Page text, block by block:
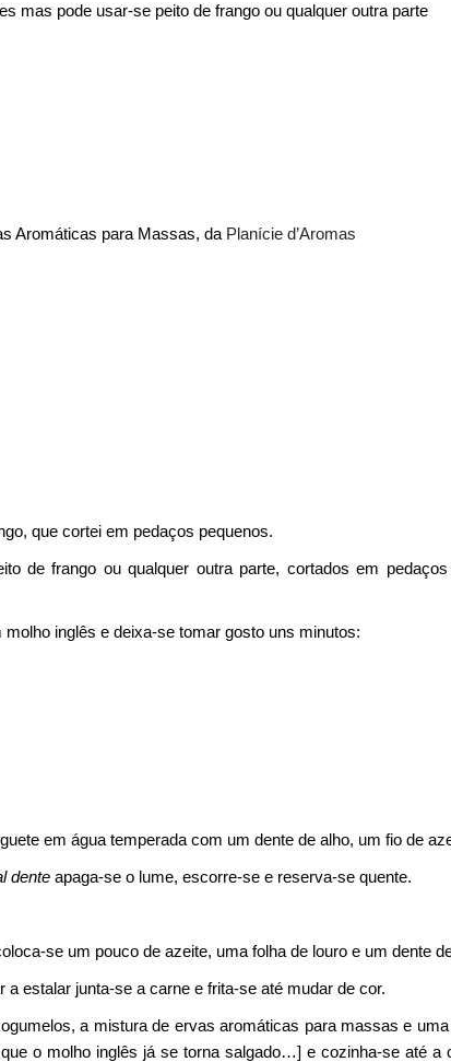
mas pode usar-se peito de frango ou qualquer outra parte
Aromáticas para Massas, da Planície d’Aromas
que cortei em pedaços pequenos.
de frango ou qualquer outra parte, cortados em
molho inglês e deixa-se tomar gosto uns minutos:
em água temperada com um dente de alho, um fio de
denteapaga-se o lume, escorre-se e reserva-se quente.
se um pouco de azeite, uma folha de louro e um dente
a estalar junta-se a carne e frita-se até mudar de cor.
a mistura de ervas aromáticas para massas e
o molho inglês já se torna salgado…] e cozinha-se até a